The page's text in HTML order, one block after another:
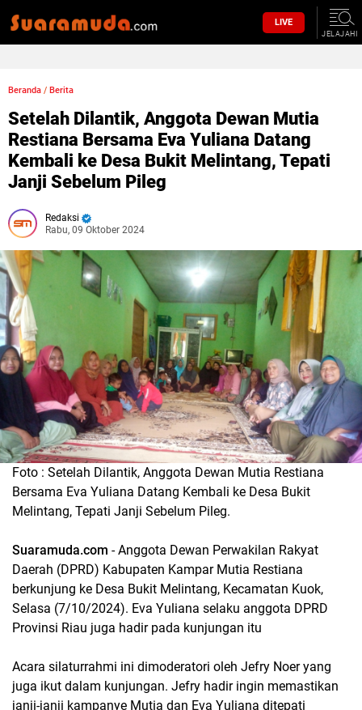
LIVE
JELAJAHI
Beranda / Berita
Setelah Dilantik, Anggota Dewan Mutia
Restiana Bersama Eva Yuliana Datang
Kembali ke Desa Bukit Melintang, Tepati
Janji Sebelum Pileg
Redaksi
Rabu, 09 Oktober 2024
Foto : Setelah Dilantik, Anggota Dewan Mutia Restiana
Bersama Eva Yuliana Datang Kembali ke Desa Bukit
Melintang, Tepati Janji Sebelum Pileg.
Suaramuda.com - Anggota Dewan Perwakilan Rakyat
Daerah (DPRD) Kabupaten Kampar Mutia Restiana
berkunjung ke Desa Bukit Melintang, Kecamatan Kuok,
Selasa (7/10/2024). Eva Yuliana selaku anggota DPRD
Provinsi Riau juga hadir pada kunjungan itu
Acara silaturrahmi ini dimoderatori oleh Jefry Noer yang
juga ikut dalam kunjungan. Jefry hadir ingin memastikan
janji-janji kampanye Mutia dan Eva Yuliana ditepati